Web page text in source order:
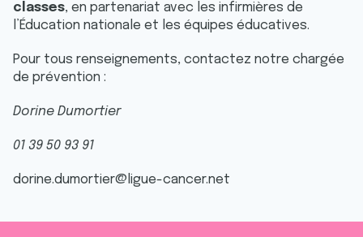
classes, en partenariat avec les infirmières de
l’Éducation nationale et les équipes éducatives.
Pour tous renseignements, contactez notre chargée
de prévention :
Dorine Dumortier
01 39 50 93 91
dorine.dumortier@ligue-cancer.net